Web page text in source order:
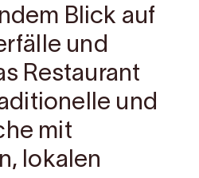
Blick auf
und
Restaurant
und
mit
lokalen